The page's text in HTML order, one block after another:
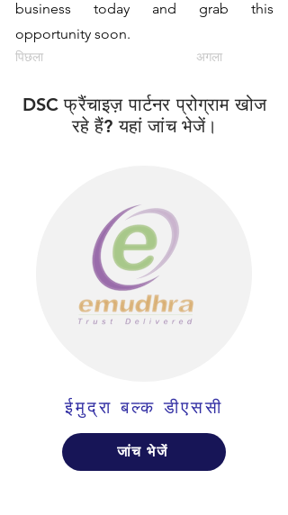
business today and grab this
opportunity soon.
पिछला अगला
DSC फ्रैंचाइज़ पार्टनर प्रोग्राम खोज
रहे हैं? यहां जांच भेजें।
ईमुद्रा बल्क डीएससी
जांच भेजें